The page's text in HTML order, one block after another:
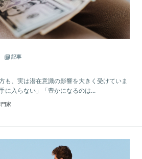
記事
も、実は潜在意識の影響を大きく受けていま
に入らない」「豊かになるのは...
家